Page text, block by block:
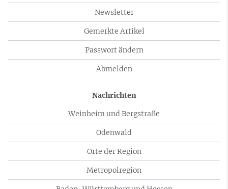
Newsletter
Gemerkte Artikel
Passwort ändern
Abmelden
Nachrichten
Weinheim und Bergstraße
Odenwald
Orte der Region
Metropolregion